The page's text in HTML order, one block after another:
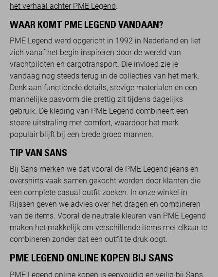
het verhaal achter PME Legend.
WAAR KOMT PME LEGEND VANDAAN?
PME Legend werd opgericht in 1992 in Nederland en liet
zich vanaf het begin inspireren door de wereld van
vrachtpiloten en cargotransport. Die invloed zie je
vandaag nog steeds terug in de collecties van het merk.
Denk aan functionele details, stevige materialen en een
mannelijke pasvorm die prettig zit tijdens dagelijks
gebruik. De kleding van PME Legend combineert een
stoere uitstraling met comfort, waardoor het merk
populair blijft bij een brede groep mannen.
TIP VAN SANS
Bij Sans merken we dat vooral de PME Legend jeans en
overshirts vaak samen gekocht worden door klanten die
een complete casual outfit zoeken. In onze winkel in
Rijssen geven we advies over het dragen en combineren
van de items. Vooral de neutrale kleuren van PME Legend
maken het makkelijk om verschillende items met elkaar te
combineren zonder dat een outfit te druk oogt.
PME LEGEND ONLINE KOPEN BIJ SANS
PME Legend online kopen is eenvoudig en veilig bij Sans.